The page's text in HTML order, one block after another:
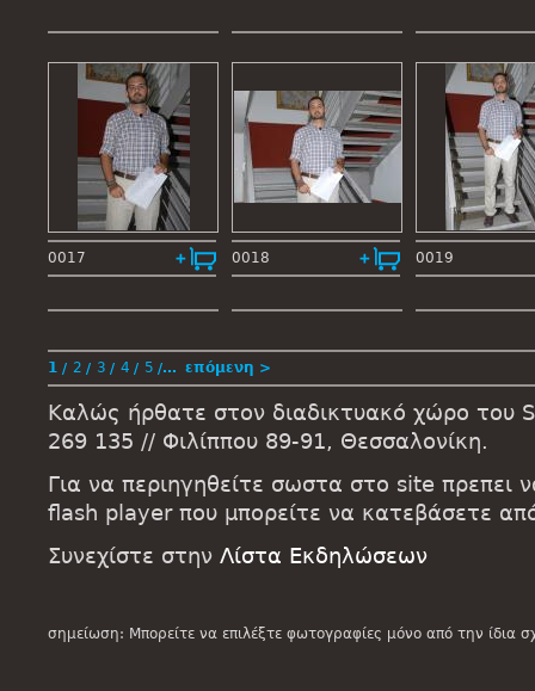
0017 0018 0019
1 2 3 4 5 … επόμενη >
Καλώς ήρθατε στον διαδικτυακό χώρο του
269 135 // Φιλίππου 89-91, Θεσσαλονίκη.
Για να περιηγηθείτε σωστα στο site πρεπει
flash player που μπορείτε να κατεβάσετε
Συνεχίστε στην Λίστα Εκδηλώσεων
σημείωση: Μπορείτε να επιλέξτε φωτογραφίες μόνο από την ίδια